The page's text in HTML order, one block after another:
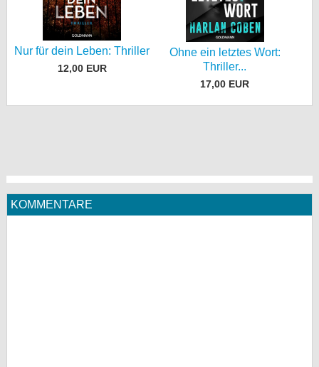
Nur für dein Leben: Thriller
12,00 EUR
Ohne ein letztes Wort:
Thriller...
17,00 EUR
KOMMENTARE